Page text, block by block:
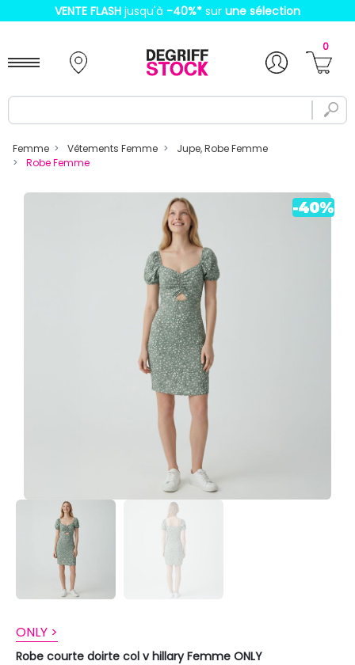
VENTE FLASH jusqu'à -40%* sur une sélection
0
Femme Vêtements Femme
Jupe, Robe Femme
Robe Femme
ONLY >
Robe courte doirte col v hillary Femme ONLY